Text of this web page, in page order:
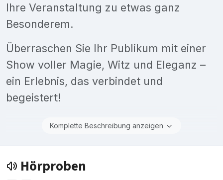
Ihre Veranstaltung zu etwas ganz
Besonderem.
Überraschen Sie Ihr Publikum mit einer
Show voller Magie, Witz und Eleganz –
ein Erlebnis, das verbindet und
begeistert!
Komplette Beschreibung anzeigen
Hörproben